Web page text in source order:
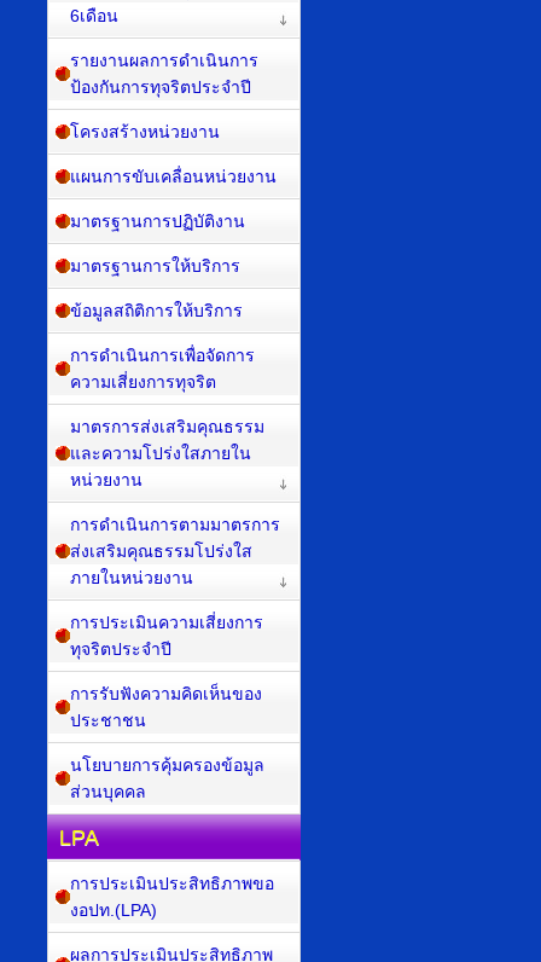
6เดือน
รายงานผลการดำเนินการ
ป้องกันการทุจริตประจำปี
โครงสร้างหน่วยงาน
แผนการขับเคลื่อนหน่วยงาน
มาตรฐานการปฏิบัติงาน
มาตรฐานการให้บริการ
ข้อมูลสถิติการให้บริการ
การดำเนินการเพื่อจัดการ
ความเสี่ยงการทุจริต
มาตรการส่งเสริมคุณธรรม
และความโปร่งใสภายใน
หน่วยงาน
การดำเนินการตามมาตรการ
ส่งเสริมคุณธรรมโปร่งใส
ภายในหน่วยงาน
การประเมินความเสี่ยงการ
ทุจริตประจำปี
การรับฟังความคิดเห็นของ
ประชาชน
นโยบายการคุ้มครองข้อมูล
ส่วนบุคคล
LPA
การประเมินประสิทธิภาพขอ
งอปท.(LPA)
ผลการประเมินประสิทธิภาพ